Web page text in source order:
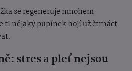
se regeneruje mnohem
ti nějaký pupínek hojí už čtrnáct
stres a pleť nejsou